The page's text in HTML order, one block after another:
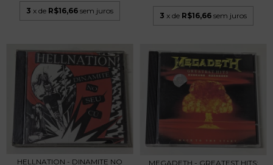
3 x de R$16,66 sem juros 3 x de R$16,66 sem juros
HELLNATION - DINAMITE NO
MEGADETH - GREATEST HITS: